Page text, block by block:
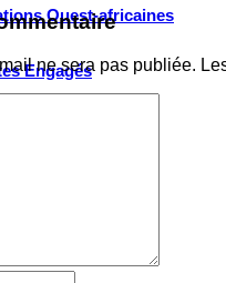
Ouest-africaines
Engagés
ne sera pas publiée.